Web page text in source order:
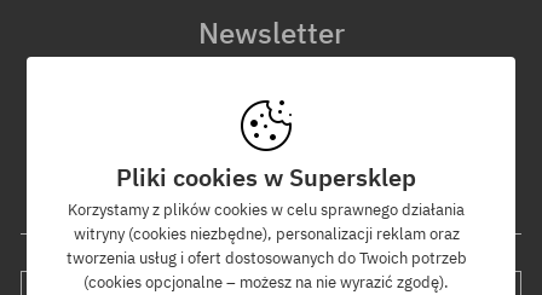
Newsletter
nowościach i promocjach!
Dodatkowo otrzymasz kod rabatowy -5% na całe zamówienie!
Twój adres e-mail
Pliki cookies w Supersklep
Korzystamy z plików cookies w celu sprawnego działania
witryny (cookies niezbędne), personalizacji reklam oraz
tworzenia usług i ofert dostosowanych do Twoich potrzeb
(cookies opcjonalne – możesz na nie wyrazić zgodę).